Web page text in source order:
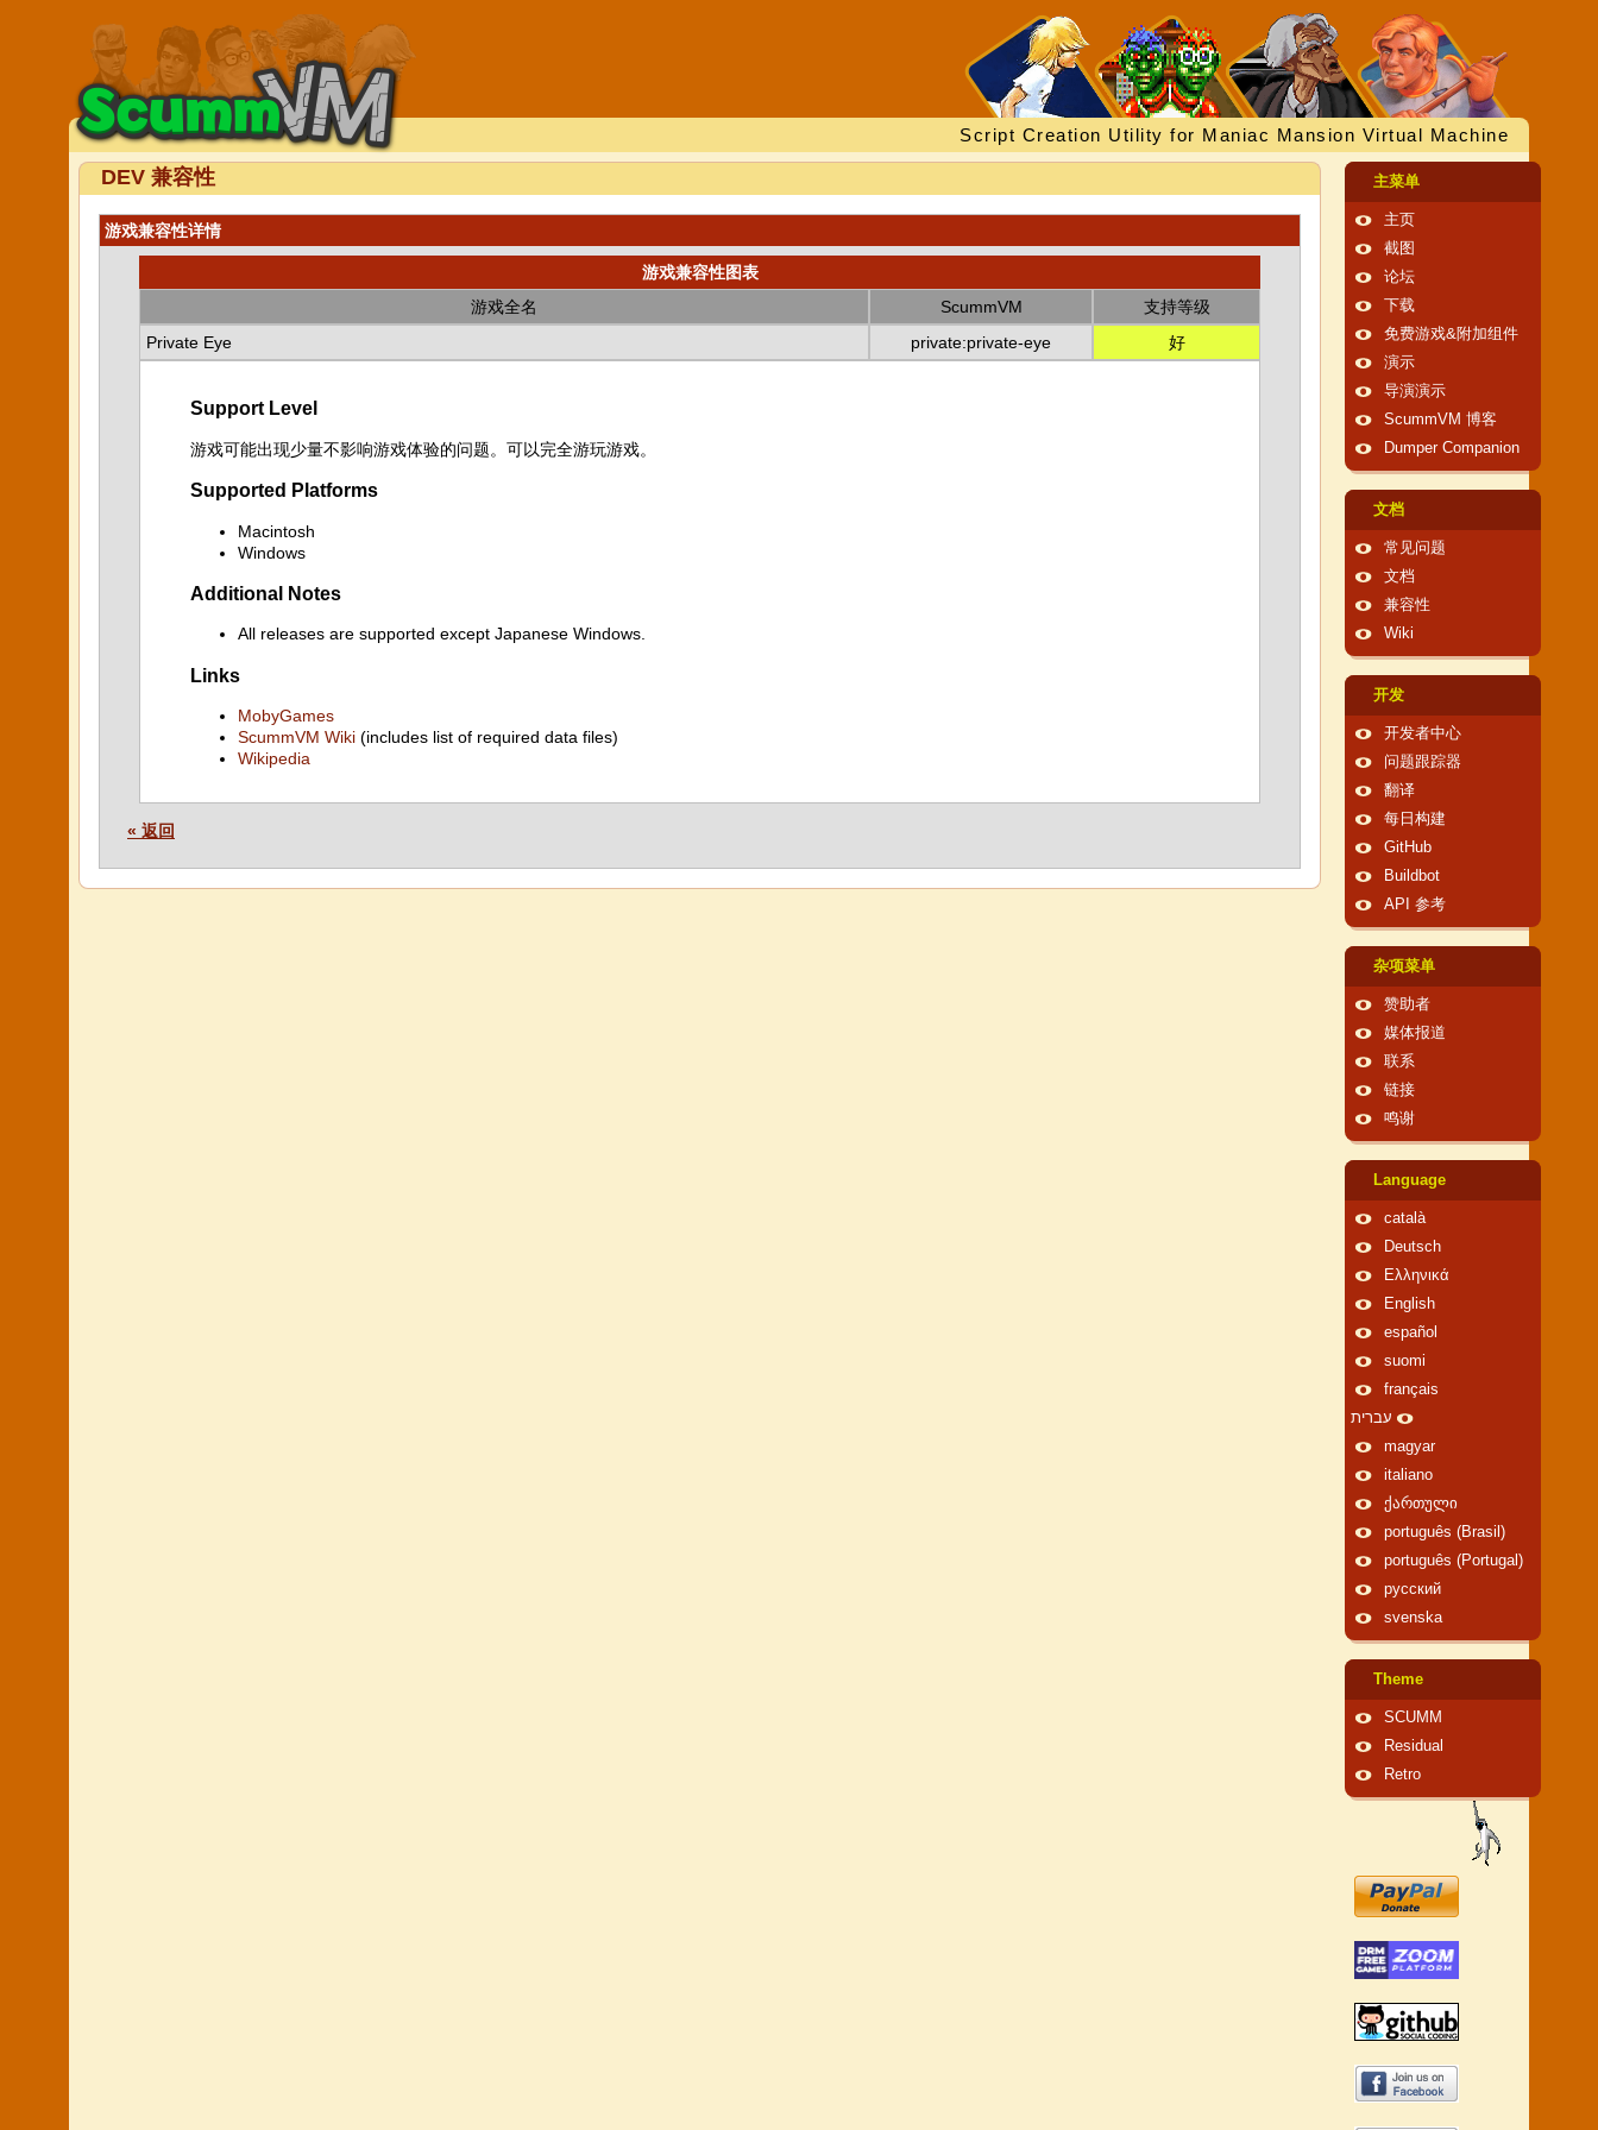
Script Creation Utility for Maniac Mansion Virtual Machine
DEV 兼容性
游戏兼容性详情
游戏兼容性图表
游戏全名
ScummVM
支持等级
Private Eye
private:private-eye 好
Support Level
游戏可能出现少量不影响游戏体验的问题。可以完全游玩游戏。
Supported Platforms
Macintosh
Windows
Additional Notes
All releases are supported except Japanese Windows.
Links
MobyGames
ScummVM Wiki (includes list of required data files)
Wikipedia
« 返回
主菜单
主页
截图
论坛
下载
免费游戏&附加组件
演示
导演演示
ScummVM 博客
Dumper Companion
文档
常见问题
文档
兼容性
Wiki
开发
开发者中心
问题跟踪器
翻译
每日构建
GitHub
Buildbot
API 参考
杂项菜单
赞助者
媒体报道
联系
链接
鸣谢
Language
català
Deutsch
Ελληνικά
English
español
suomi
français
עברית
magyar
italiano
ქართული
português (Brasil)
português (Portugal)
русский
svenska
Theme
SCUMM
Residual
Retro